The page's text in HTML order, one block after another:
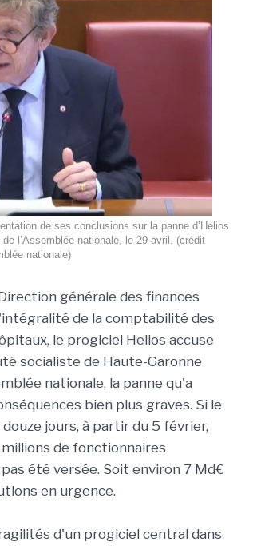
de ses conclusions sur la panne d’Helios
l’Assemblée nationale, le 29 avril. (crédit
nationale)
générale des finances
de la comptabilité des
le progiciel Helios accuse
socialiste de Haute-Garonne
nationale, la panne qu'a
bien plus graves. Si le
jours, à partir du 5 février,
de fonctionnaires
été versée. Soit environ 7 Md€
en urgence.
d'un progiciel central dans